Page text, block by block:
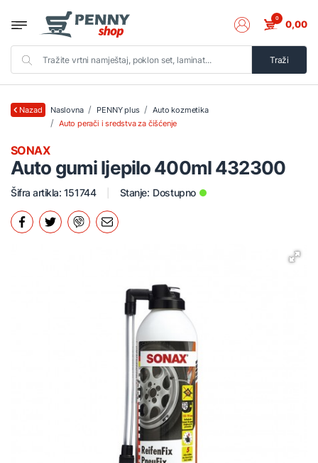
Traži
0 0,00
Nazad Naslovna PENNY plus
Auto kozmetika
Auto perači i sredstva za čišćenje
Auto gumi ljepilo 400ml 432300
SONAX
Šifra artikla: 151744 Stanje: Dostupno